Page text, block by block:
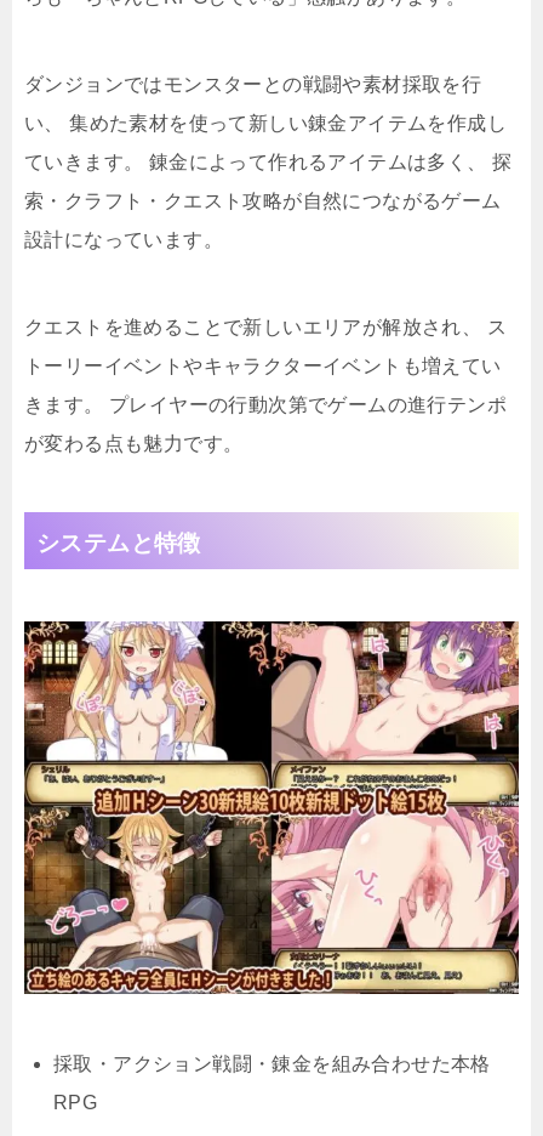
ダンジョンではモンスターとの戦闘や素材採取を行
い、 集めた素材を使って新しい錬金アイテムを作成し
ていきます。 錬金によって作れるアイテムは多く、 探
索・クラフト・クエスト攻略が自然につながるゲーム
設計になっています。
クエストを進めることで新しいエリアが解放され、 ス
トーリーイベントやキャラクターイベントも増えてい
きます。 プレイヤーの行動次第でゲームの進行テンポ
が変わる点も魅力です。
システムと特徴
採取・アクション戦闘・錬金を組み合わせた本格
RPG